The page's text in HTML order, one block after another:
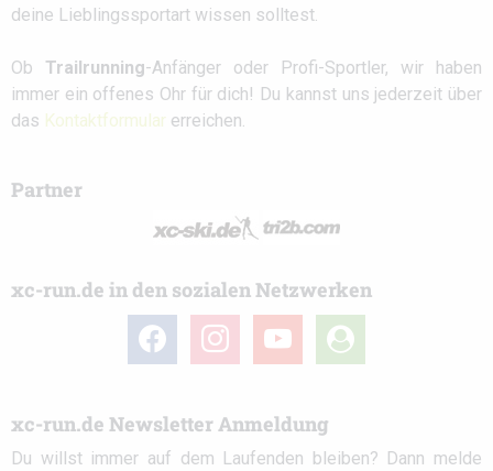
deine Lieblingssportart wissen solltest.
Ob Trailrunning-Anfänger oder Profi-Sportler, wir haben
immer ein offenes Ohr für dich! Du kannst uns jederzeit über
das Kontaktformular erreichen.
Partner
xc-run.de in den sozialen Netzwerken
facebook instagramyoutube
user-
circle
xc-run.de Newsletter Anmeldung
Du willst immer auf dem Laufenden bleiben? Dann melde